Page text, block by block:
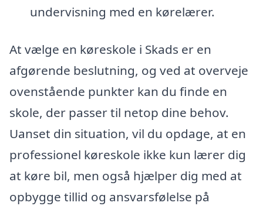
undervisning med en kørelærer.
At vælge en køreskole i Skads er en
afgørende beslutning, og ved at overveje
ovenstående punkter kan du finde en
skole, der passer til netop dine behov.
Uanset din situation, vil du opdage, at en
professionel køreskole ikke kun lærer dig
at køre bil, men også hjælper dig med at
opbygge tillid og ansvarsfølelse på